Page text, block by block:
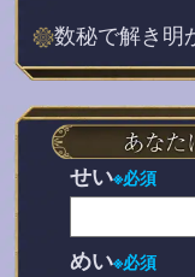
数秘で解き明
せい※必須
めい※必須